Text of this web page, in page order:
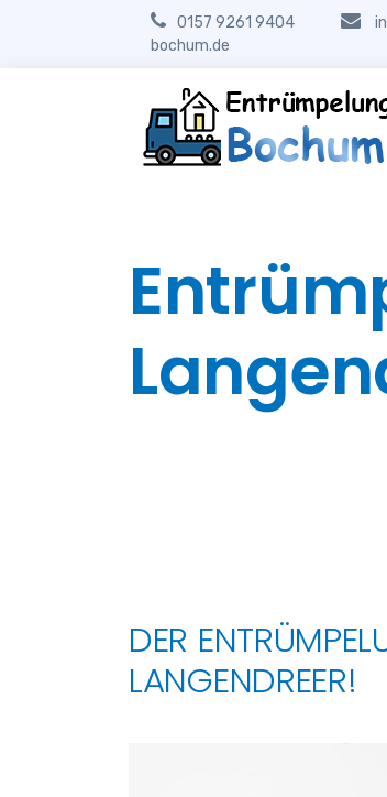
0157 9261 9404
bochum.de
DER
LANGENDREER!